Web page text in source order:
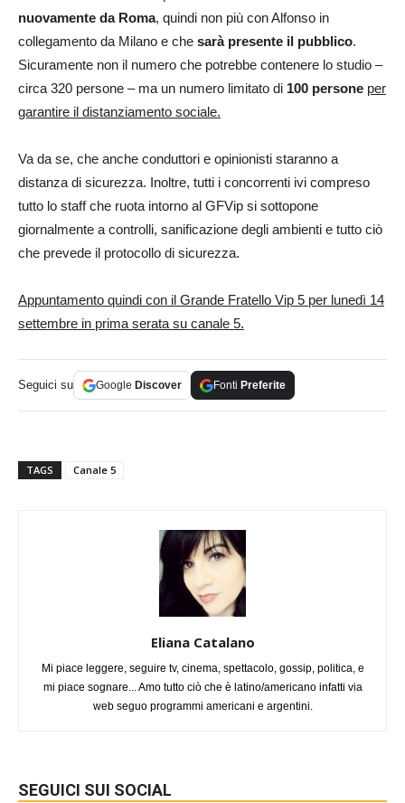
nuovamente da Roma, quindi non più con Alfonso in
collegamento da Milano e che sarà presente il pubblico.
Sicuramente non il numero che potrebbe contenere lo studio –
circa 320 persone – ma un numero limitato di 100 persone per
garantire il distanziamento sociale.
Va da se, che anche conduttori e opinionisti staranno a
distanza di sicurezza. Inoltre, tutti i concorrenti ivi compreso
tutto lo staff che ruota intorno al GFVip si sottopone
giornalmente a controlli, sanificazione degli ambienti e tutto ciò
che prevede il protocollo di sicurezza.
Appuntamento quindi con il Grande Fratello Vip 5 per lunedì 14
settembre in prima serata su canale 5.
Seguici su Google Discover Fonti Preferite
TAGS Canale 5
Eliana Catalano
Mi piace leggere, seguire tv, cinema, spettacolo, gossip, politica, e
mi piace sognare... Amo tutto ciò che è latino/americano infatti via
web seguo programmi americani e argentini.
SEGUICI SUI SOCIAL